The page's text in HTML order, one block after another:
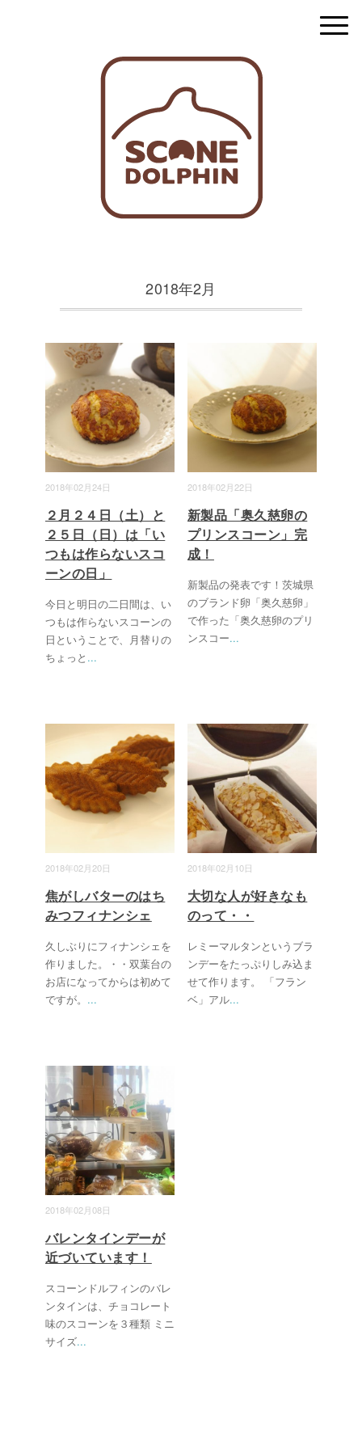
2018年2月
2018年02月24日
２月２４日（土）と
２５日（日）は「い
つもは作らないスコ
ーンの日」
今日と明日の二日間は、い
つもは作らないスコーンの
日ということで、月替りの
ちょっと ...
2018年02月22日
新製品「奥久慈卵の
プリンスコーン」完
成！
新製品の発表です！茨城県
のブランド卵「奥久慈卵」
で作った「奥久慈卵のプリ
ンスコー...
2018年02月20日
焦がしバターのはち
みつフィナンシェ
久しぶりにフィナンシェを
作りました。・・双葉台の
お店になってからは初めて
ですが。 ...
2018年02月10日
大切な人が好きなも
のって・・
レミーマルタンというブラ
ンデーをたっぷりしみ込ま
せて作ります。 「フラン
ベ」アル...
2018年02月08日
バレンタインデーが
近づいています！
スコーンドルフィンのバレ
ンタインは、チョコレート
味のスコーンを３種類 ミニ
サイズ...